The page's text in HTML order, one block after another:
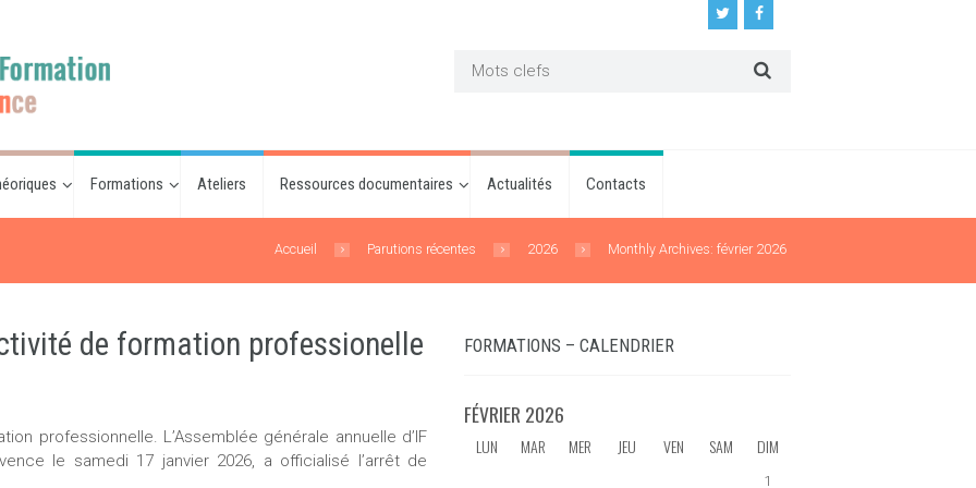
Formations Ateliers Ressources documentaires Actualités Contacts
Accueil Parutions récentes 2026 Monthly Archives: février 2026
de formation professionelle
professionnelle. L’Assemblée générale annuelle d’IF
le samedi 17 janvier 2026, a officialisé l’arrêt de
FORMATIONS – CALENDRIER
FÉVRIER 2026
LUN MAR MER JEU VEN SAM DIM
1